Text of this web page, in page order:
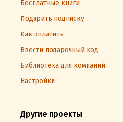
Бесплатные книги
Подарить подписку
Как оплатить
Ввести подарочный код
Библиотека для компаний
Настройки
Другие проекты